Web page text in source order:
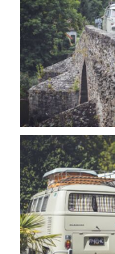
Sep
219
becombi